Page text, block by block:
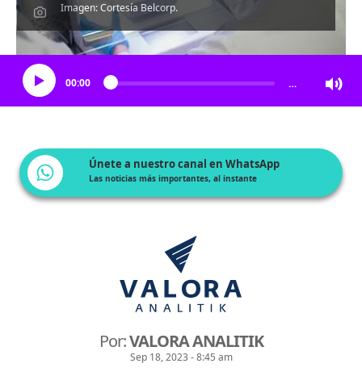
Imagen: Cortesía Belcorp.
Escucha el artículo
00:00 …
Únete a nuestro canal en WhatsApp
Las noticias más importantes, al instante
Por:VALORA ANALITIK
Sep 18, 2023 - 8:45 am